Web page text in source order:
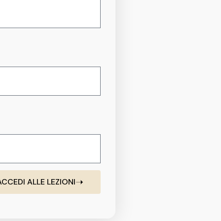
ALLE LEZIONI